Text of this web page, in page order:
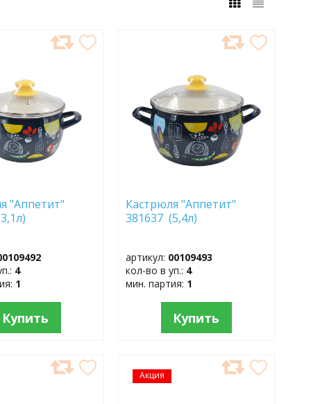
"Аппетит"
4
1
Купить
ИЗБРАННОЕ
Кастрюля "Аппетит"
381637 (5,4л)
артикул: 00109493
кол-во в уп.: 4
мин. партия: 1
Купить
Акция
ДОБАВИТЬ
В